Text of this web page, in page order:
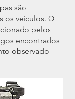
são
os veículos. O
pelos
encontrados
observado